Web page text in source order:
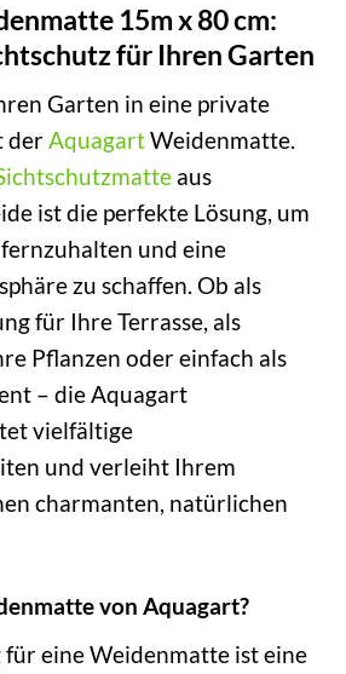
15m x 80 cm:
für Ihren Garten
Garten in eine private
derAquagartWeidenmatte.
aus
ist die perfekte Lösung, um
und eine
zu schaffen. Ob als
für Ihre Terrasse, als
Pflanzen oder einfach als
– die Aquagart
vielfältige
und verleiht Ihrem
charmanten, natürlichen
von Aquagart?
für eine Weidenmatte ist eine